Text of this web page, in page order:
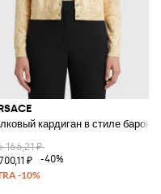
кардиган в стиле барокко
166,21 ₽
₽
-40%